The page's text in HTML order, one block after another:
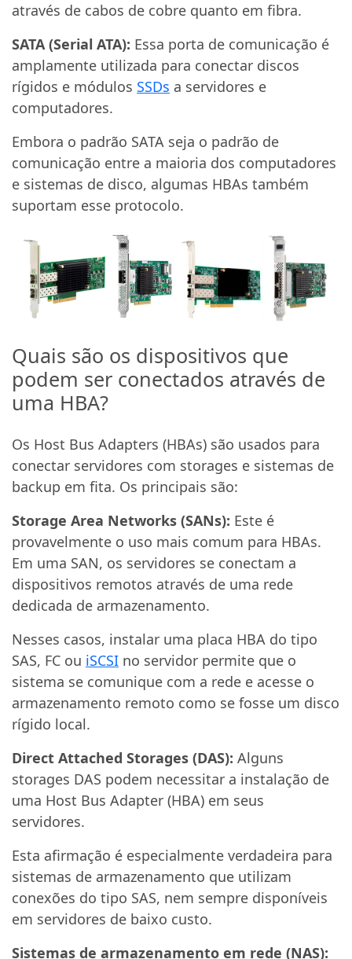
através de cabos de cobre quanto em fibra.
SATA (Serial ATA): Essa porta de comunicação é
amplamente utilizada para conectar discos
rígidos e módulos SSDs a servidores e
computadores.
Embora o padrão SATA seja o padrão de
comunicação entre a maioria dos computadores
e sistemas de disco, algumas HBAs também
suportam esse protocolo.
Quais são os dispositivos que
podem ser conectados através de
uma HBA?
Os Host Bus Adapters (HBAs) são usados para
conectar servidores com storages e sistemas de
backup em fita. Os principais são:
Storage Area Networks (SANs): Este é
provavelmente o uso mais comum para HBAs.
Em uma SAN, os servidores se conectam a
dispositivos remotos através de uma rede
dedicada de armazenamento.
Nesses casos, instalar uma placa HBA do tipo
SAS, FC ou iSCSI no servidor permite que o
sistema se comunique com a rede e acesse o
armazenamento remoto como se fosse um disco
rígido local.
Direct Attached Storages (DAS): Alguns
storages DAS podem necessitar a instalação de
uma Host Bus Adapter (HBA) em seus
servidores.
Esta afirmação é especialmente verdadeira para
sistemas de armazenamento que utilizam
conexões do tipo SAS, nem sempre disponíveis
em servidores de baixo custo.
Sistemas de armazenamento em rede (NAS):